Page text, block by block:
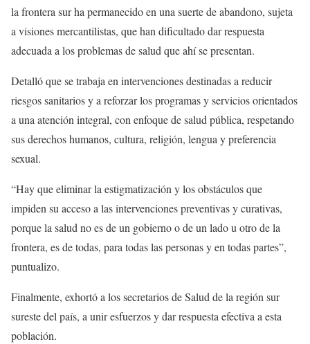
la frontera sur ha permanecido en una suerte de abandono, sujeta
a visiones mercantilistas, que han dificultado dar respuesta
adecuada a los problemas de salud que ahí se presentan.
Detalló que se trabaja en intervenciones destinadas a reducir
riesgos sanitarios y a reforzar los programas y servicios orientados
a una atención integral, con enfoque de salud pública, respetando
sus derechos humanos, cultura, religión, lengua y preferencia
sexual.
“Hay que eliminar la estigmatización y los obstáculos que
impiden su acceso a las intervenciones preventivas y curativas,
porque la salud no es de un gobierno o de un lado u otro de la
frontera, es de todas, para todas las personas y en todas partes”,
puntualizo.
Finalmente, exhortó a los secretarios de Salud de la región sur
sureste del país, a unir esfuerzos y dar respuesta efectiva a esta
población.